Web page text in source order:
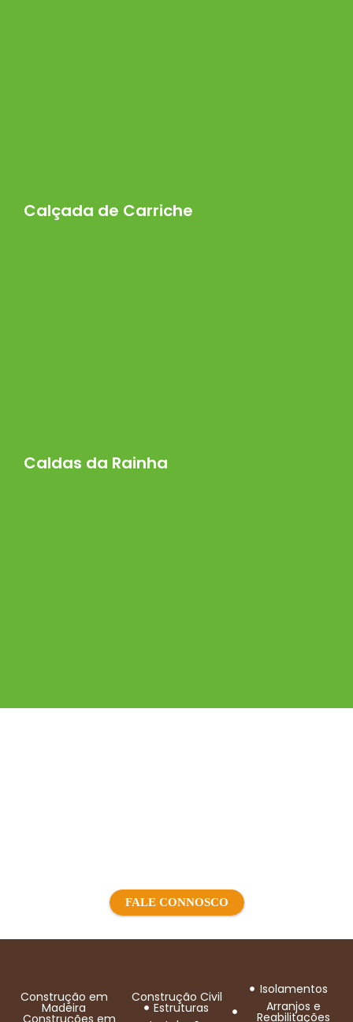
Calçada de Carriche
Caldas da Rainha
Ponte Monsanto
FALE CONNOSCO
Construção em
Madeira
Construções em
Construção Civil
Estruturas
Isolamentos
Arranjos e
Reabilitações